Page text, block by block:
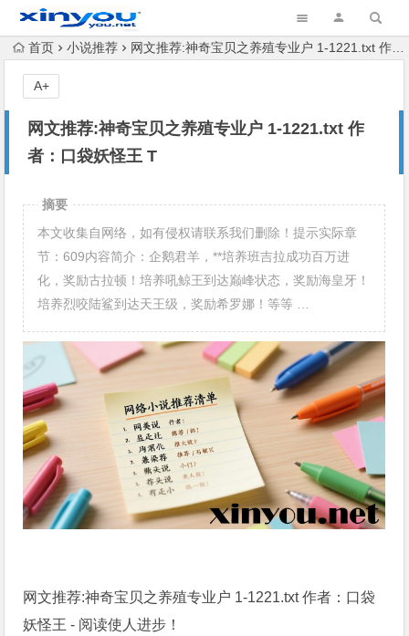
首页 小说推荐 网文推荐:神奇宝贝之养殖专业户 1-1221.txt 作者：口袋妖怪王 T
网文推荐:神奇宝贝之养殖专业户 1-1221.txt 作
者：口袋妖怪王 T
A+
摘要
本文收集自网络，如有侵权请联系我们删除！提示实际章
节：609内容简介：企鹅君羊，**培养班吉拉成功百万进
化，奖励古拉顿！培养吼鲸王到达巅峰状态，奖励海皇牙！
培养烈咬陆鲨到达天王级，奖励希罗娜！等等 …
网文推荐:神奇宝贝之养殖专业户 1-1221.txt 作者：口袋
妖怪王 - 阅读使人进步！